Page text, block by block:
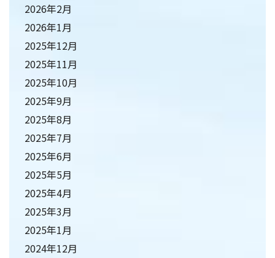
2026年2月
2026年1月
2025年12月
2025年11月
2025年10月
2025年9月
2025年8月
2025年7月
2025年6月
2025年5月
2025年4月
2025年3月
2025年1月
2024年12月